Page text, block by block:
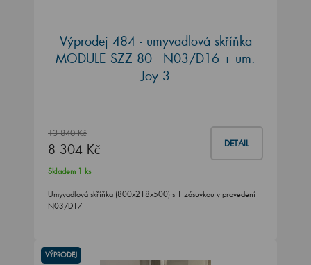
Výprodej 484 - umyvadlová skříňka
MODULE SZZ 80 - N03/D16 + um.
Joy 3
13 840 Kč
8 304 Kč DETAIL
Skladem 1 ks
Umyvadlová skříňka (800x218x500) s 1 zásuvkou v provedení
N03/D17
VÝPRODEJ